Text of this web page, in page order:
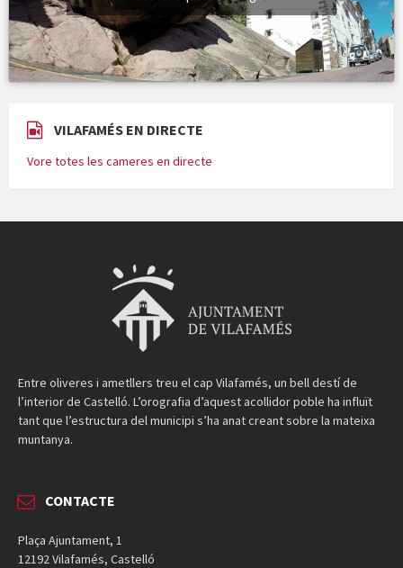
VILAFAMÉS EN DIRECTE
Vore totes les cameres en directe
Entre oliveres i ametllers treu el cap Vilafamés, un bell destí de
l’interior de Castelló. L’orografia d’aquest acollidor poble ha influït
tant que l’estructura del municipi s’ha anat creant sobre la mateixa
muntanya.
CONTACTE
Plaça Ajuntament, 1
12192 Vilafamés, Castelló